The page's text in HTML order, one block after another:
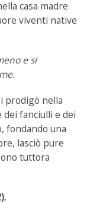
casa madre
viventi native
e si
prodigò nella
dei fanciulli e dei
fondando una
lasciò pure
tuttora